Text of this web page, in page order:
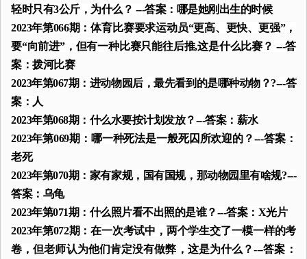
轻时只有3公斤，为什么？ ---答案：哪是她刚出生的时候
2023年第066期：体育比赛要求运动员“更高、更快、更强”，
要“向前进”，但有一种比赛只能往后推,这是什么比赛？ ---答
案：拨河比赛
2023年第067期：进动物园后，最先看到的是哪种动物？?---答
案：人
2023年第068期：什么水要按计划发放？---答案：薪水
2023年第069期：哪一种死法是一般死囚所欢迎的？---答案：
老死
2023年第070期：家有家规，国有国规，那动物园里有啥规?---
答案：乌龟
2023年第071期：什么照片看不出照的是谁？---答案：X光片
2023年第072期：在一次考试中，两个学生交了一模一样的考
卷，但老师认为他们肯定没有做弊，这是为什么？---答案：